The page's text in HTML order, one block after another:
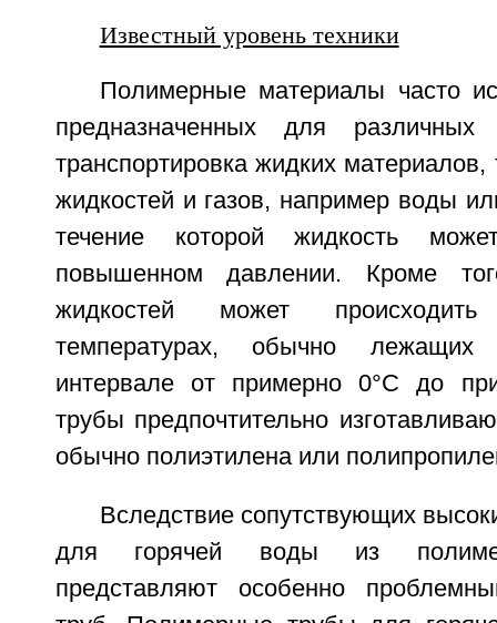
Известный уровень техники
Полимерные материалы часто
предназначенных для
транспортировка жидких материалов,
жидкостей и газов, например воды
течение которой жидкость
повышенном давлении. Кроме
жидкостей может
температурах, обычно лежащих
интервале от примерно 0°С до
трубы предпочтительно
обычно полиэтилена или
Вследствие сопутствующих
для горячей воды из
представляют особенно